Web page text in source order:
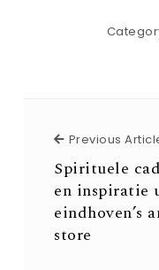
Previous
Spirituele
en inspiratie
eindhoven’s
store